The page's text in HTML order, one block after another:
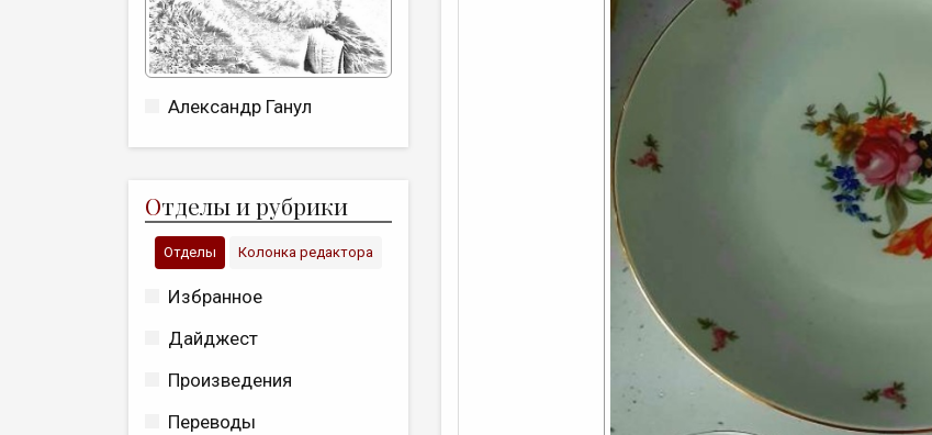
Александр Ганул
Отделы и рубрики
Отделы Колонка редактора
Избранное
Дайджест
Произведения
Переводы